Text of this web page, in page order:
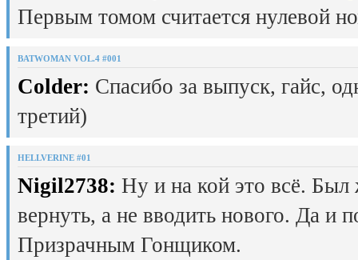
Первым томом считается нулевой
BATWOMAN VOL.4 #001
Colder: Спасибо за выпуск, гайс,
третий)
HELLVERINE #01
Nigil2738: Ну и на кой это всё.
вернуть, а не вводить нового. Да и
Призрачным Гонщиком.